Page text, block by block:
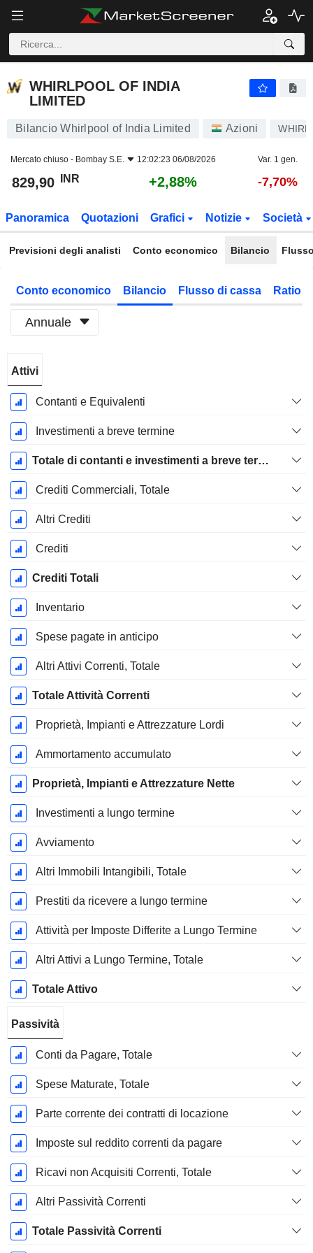
WHIRLPOOL OF INDIA
LIMITED
Bilancio Whirlpool of India Limited Azioni
Mercato chiuso - Bombay S.E. 12:02:23 06/08/2026 Var. 1 gen.
829,90 INR +2,88% -7,70%
Panoramica Quotazioni Grafici Notizie Società
Previsioni degli analisti Conto economico Bilancio
Conto economico Bilancio Flusso di cassa Ratio
Annuale
Fiscale:
Marzo
Attivi
Contanti e Equivalenti
Investimenti a breve termine
Totale di contanti e investimenti a breve termine
Crediti Commerciali, Totale
Altri Crediti
Crediti
Crediti Totali
Inventario
Spese pagate in anticipo
Altri Attivi Correnti, Totale
Totale Attività Correnti
Proprietà, Impianti e Attrezzature Lordi
Ammortamento accumulato
Proprietà, Impianti e Attrezzature Nette
Investimenti a lungo termine
Avviamento
Altri Immobili Intangibili, Totale
Prestiti da ricevere a lungo termine
Attività per Imposte Differite a Lungo Termine
Altri Attivi a Lungo Termine, Totale
Totale Attivo
Passività
Conti da Pagare, Totale
Spese Maturate, Totale
Parte corrente dei contratti di locazione
Imposte sul reddito correnti da pagare
Ricavi non Acquisiti Correnti, Totale
Altri Passività Correnti
Totale Passività Correnti